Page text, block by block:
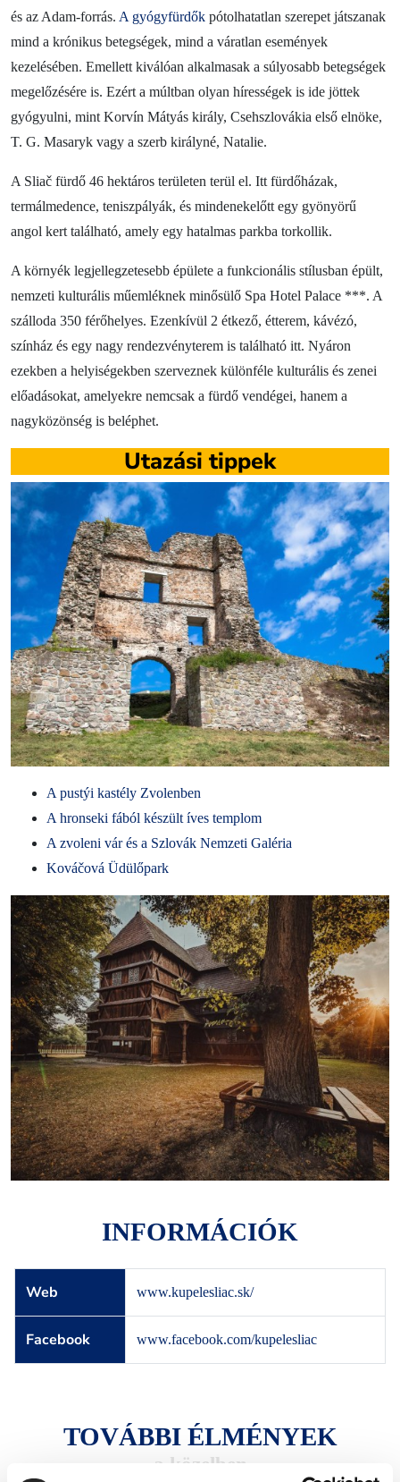
és az Adam-forrás. A gyógyfürdők pótolhatatlan szerepet játszanak
mind a krónikus betegségek, mind a váratlan események
kezelésében. Emellett kiválóan alkalmasak a súlyosabb betegségek
megelőzésére is. Ezért a múltban olyan hírességek is ide jöttek
gyógyulni, mint Korvín Mátyás király, Csehszlovákia első elnöke,
T. G. Masaryk vagy a szerb királyné, Natalie.
A Sliač fürdő 46 hektáros területen terül el. Itt fürdőházak,
termálmedence, teniszpályák, és mindenekelőtt egy gyönyörű
angol kert található, amely egy hatalmas parkba torkollik.
A környék legjellegzetesebb épülete a funkcionális stílusban épült,
nemzeti kulturális műemléknek minősülő Spa Hotel Palace ***. A
szálloda 350 férőhelyes. Ezenkívül 2 étkező, étterem, kávézó,
színház és egy nagy rendezvényterem is található itt. Nyáron
ezekben a helyiségekben szerveznek különféle kulturális és zenei
előadásokat, amelyekre nemcsak a fürdő vendégei, hanem a
nagyközönség is beléphet.
Utazási tippek
A pustýi kastély Zvolenben
A hronseki fából készült íves templom
A zvoleni vár és a Szlovák Nemzeti Galéria
Kováčová Üdülőpark
INFORMÁCIÓK
Web www.kupelesliac.sk/
Facebook www.facebook.com/kupelesliac
TOVÁBBI ÉLMÉNYEK
a közelben